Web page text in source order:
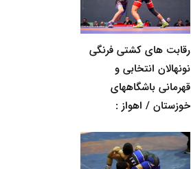
رقابت های کشتی فرنگی
نونهالان انتخابی و
قهرمانی باشگاههای
خوزستان / اهواز :